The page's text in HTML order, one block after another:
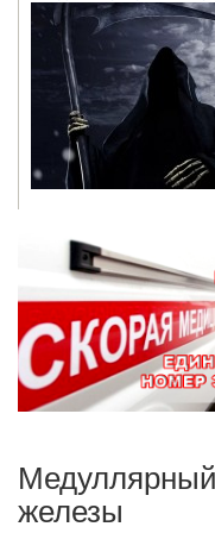
Зарплата врачей в
встрече с
железы